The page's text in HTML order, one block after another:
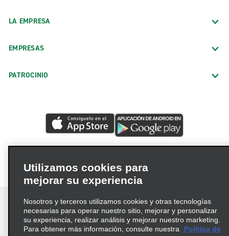
LA EMPRESA
EMPRESAS
PATROCINIO
Términos de uso Política de privacidad
Utilizamos cookies para
mejorar su experiencia
Nosotros y terceros utilizamos cookies y otras tecnologías
necesarias para operar nuestro sitio, mejorar y personalizar
su experiencia, realizar análisis y mejorar nuestro marketing.
Para obtener más información, consulte nuestra
Política de